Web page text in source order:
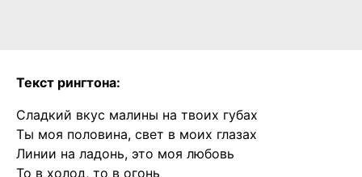
Текст рингтона:
Сладкий вкус малины на твоих губах
Ты моя половина, свет в моих глазах
Линии на ладонь, это моя любовь
То в холод, то в огонь